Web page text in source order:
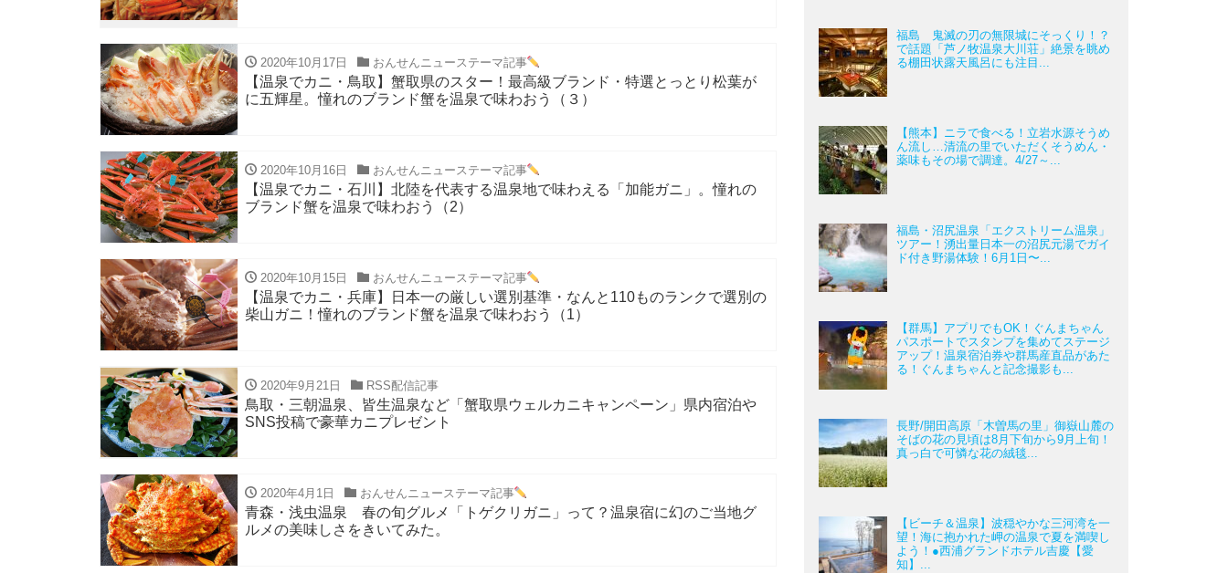
2020年10月17日 おんせんニューステーマ記事
【温泉でカニ・鳥取】蟹取県のスター！最高級ブランド・特選とっとり松葉が
に五輝星。憧れのブランド蟹を温泉で味わおう（３）
2020年10月16日 おんせんニューステーマ記事
【温泉でカニ・石川】北陸を代表する温泉地で味わえる「加能ガニ」。憧れの
ブランド蟹を温泉で味わおう（2）
2020年10月15日 おんせんニューステーマ記事
【温泉でカニ・兵庫】日本一の厳しい選別基準・なんと110ものランクで選別の
柴山ガニ！憧れのブランド蟹を温泉で味わおう（1）
2020年9月21日 RSS配信記事
鳥取・三朝温泉、皆生温泉など「蟹取県ウェルカニキャンペーン」県内宿泊や
SNS投稿で豪華カニプレゼント
2020年4月1日 おんせんニューステーマ記事
青森・浅虫温泉 春の旬グルメ「トゲクリガニ」って？温泉宿に幻のご当地グ
ルメの美味しさをきいてみた。
福島 鬼滅の刃の無限城にそっくり！？
で話題「芦ノ牧温泉大川荘」絶景を眺め
る棚田状露天風呂にも注目...
【熊本】ニラで食べる！立岩水源そうめ
ん流し…清流の里でいただくそうめん・
薬味もその場で調達。4/27～...
福島・沼尻温泉「エクストリーム温泉」
ツアー！湧出量日本一の沼尻元湯でガイ
ド付き野湯体験！6月1日〜...
【群馬】アプリでもOK！ぐんまちゃん
パスポートでスタンプを集めてステージ
アップ！温泉宿泊券や群馬産直品があた
る！ぐんまちゃんと記念撮影も...
長野/開田高原「木曽馬の里」御嶽山麓の
そばの花の見頃は8月下旬から9月上旬！
真っ白で可憐な花の絨毯...
【ビーチ＆温泉】波穏やかな三河湾を一
望！海に抱かれた岬の温泉で夏を満喫し
よう！●西浦グランドホテル吉慶【愛
知】...